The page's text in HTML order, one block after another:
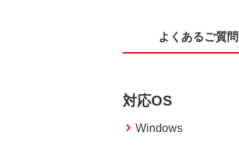
よくあるご質問
対応OS
Windows